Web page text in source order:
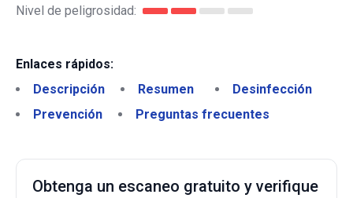
Nivel de peligrosidad:
Enlaces rápidos:
Descripción
Resumen
Desinfección
Prevención
Preguntas frecuentes
Obtenga un escaneo gratuito y verifique